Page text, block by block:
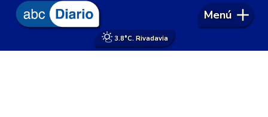
3.8°C. Rivadavia
Menú